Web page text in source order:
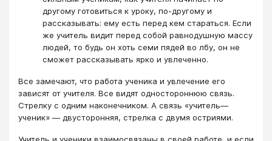
другому готовиться к уроку, по-другому и
рассказывать: ему есть перед кем стараться. Если
же учитель видит перед собой равнодушную массу
людей, то будь он хоть семи пядей во лбу, он не
сможет рассказывать ярко и увлеченно.
Все замечают, что работа ученика и увлечение его
зависят от учителя. Все видят одностороннюю связь.
Стрелку с одним наконечником. А связь «учитель—
ученик» — двусторонняя, стрелка с двумя остриями.